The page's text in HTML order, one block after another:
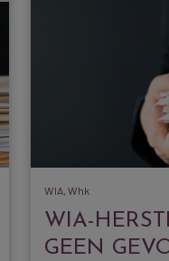
WIA, Whk
WIA-
GEEN